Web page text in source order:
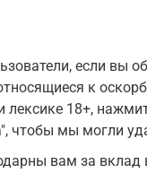
если вы
к
лексике 18+,
чтобы мы могли
вам за вклад